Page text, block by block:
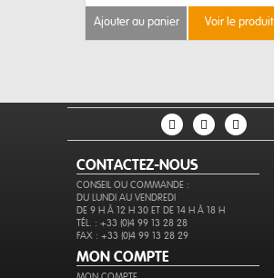
ajouter au panier voir le produit
CONTACTEZ-NOUS
CONSEIL OU COMMANDE :
DU LUNDI AU VENDREDI
DE 9 H À 12 H 30 ET DE 14 H À 18 H
TÉL. : +33 (0)4 99 13 28 28
FAX : +33 (0)4 99 13 28 29
MON COMPTE